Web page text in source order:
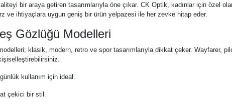
bir araya getiren tasarımlarıyla öne çıkar. CK Optik, kadınlar için
ve ihtiyaçlara uygun geniş bir ürün yelpazesi ile her zevke hitap eder.
Gözlüğü Modelleri
klasik, modern, retro ve spor tasarımlarıyla dikkat çeker. Wayfarer,
kullanım için ideal.
çekici bir stil.